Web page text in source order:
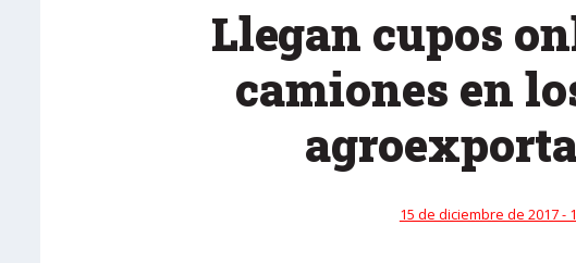
Llegan cupos
camiones en
15 de diciembre de 2017 -